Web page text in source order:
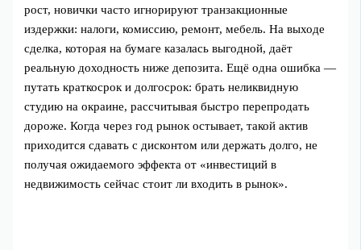
рост, новички часто игнорируют транзакционные
издержки: налоги, комиссию, ремонт, мебель. На выходе
сделка, которая на бумаге казалась выгодной, даёт
реальную доходность ниже депозита. Ещё одна ошибка —
путать краткосрок и долгосрок: брать неликвидную
студию на окраине, рассчитывая быстро перепродать
дороже. Когда через год рынок остывает, такой актив
приходится сдавать с дисконтом или держать долго, не
получая ожидаемого эффекта от «инвестиций в
недвижимость сейчас стоит ли входить в рынок».